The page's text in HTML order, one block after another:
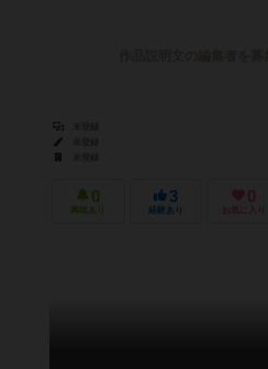
0
興味あり
3
経験あり
0
お気に入り